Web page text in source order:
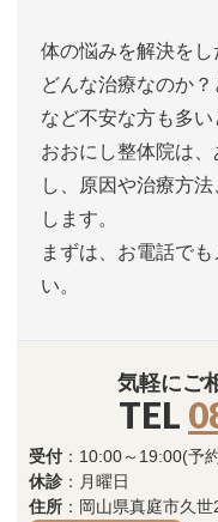
体の悩みを解決をし
どんな治療なのか
など不安な方も多い
おおにし整体院は
し、原因や治療方
します。
まずは、お電話で
い。
気軽にご
TEL
受付 ：10:00～19:00(予
休診 ：月曜日
住所 ：岡山県真庭市久